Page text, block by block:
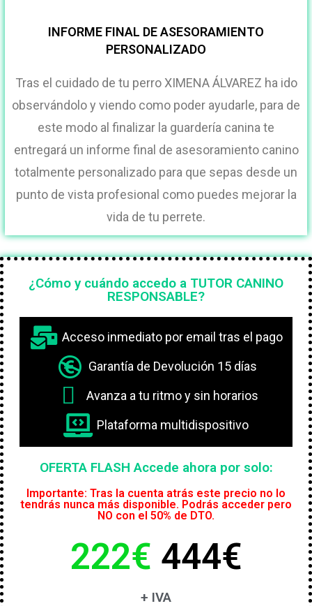
INFORME FINAL DE ASESORAMIENTO
PERSONALIZADO
Tras el cuidado de tu perro XIMENA ÁLVAREZ ha ido
observándolo y viendo como poder ayudarle, para de
este modo al finalizar la guardería canina te
entregará un informe final de asesoramiento canino
totalmente personalizado para que sepas desde un
punto de vista profesional como puedes mejorar la
vida de tu perrete.
¿Cómo y cuándo accedo a TUTOR CANINO
RESPONSABLE?
Acceso inmediato por email tras el pago
Garantía de Devolución 15 días
Avanza a tu ritmo y sin horarios
Plataforma multidispositivo
OFERTA FLASH Accede ahora por solo:
Importante: Tras la cuenta atrás este precio no lo
tendrás nunca más disponible. Podrás acceder pero
NO con el 50% de DTO.
222€ 444€
+ IVA